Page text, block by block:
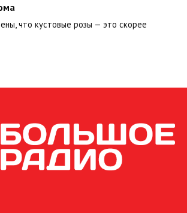
что кустовые розы — это скорее